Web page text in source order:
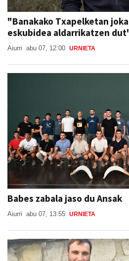
eskubidea aldarrikatzen
Aiurri abu 07, 12:00 URNIETA
Babes zabala jaso du Ansak